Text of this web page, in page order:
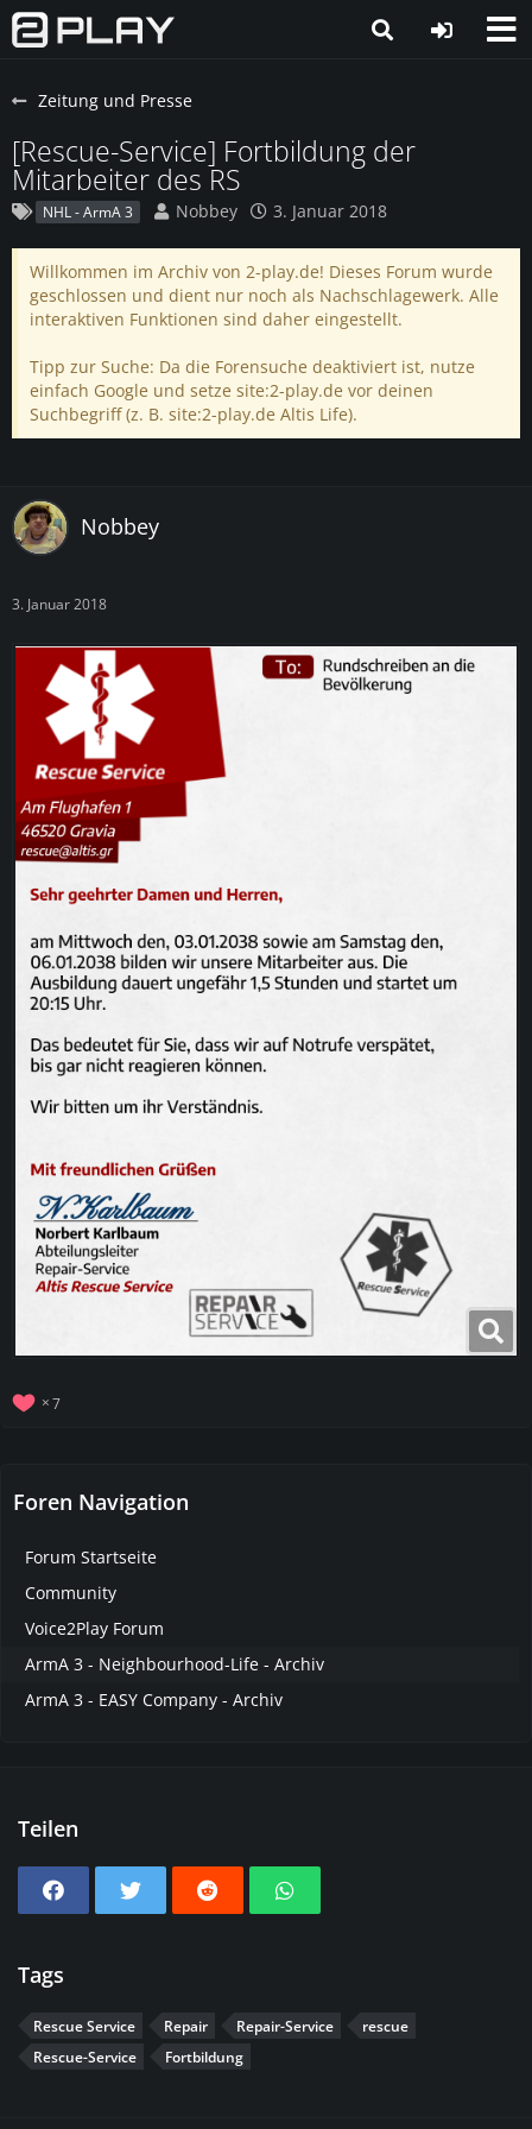
Zeitung und Presse
[Rescue-Service] Fortbildung der
Mitarbeiter des RS
NHL - ArmA 3 Nobbey 3. Januar 2018
Willkommen im Archiv von 2-play.de! Dieses Forum wurde
geschlossen und dient nur noch als Nachschlagewerk. Alle
interaktiven Funktionen sind daher eingestellt.
Tipp zur Suche: Da die Forensuche deaktiviert ist, nutze
einfach Google und setze site:2-play.de vor deinen
Suchbegriff (z. B. site:2-play.de Altis Life).
Nobbey
3. Januar 2018
7
Foren Navigation
Forum Startseite
Community
Voice2Play Forum
ArmA 3 - Neighbourhood-Life - Archiv
ArmA 3 - EASY Company - Archiv
Teilen
Tags
Rescue Service Repair Repair-Service
rescue
Rescue-Service
Fortbildung